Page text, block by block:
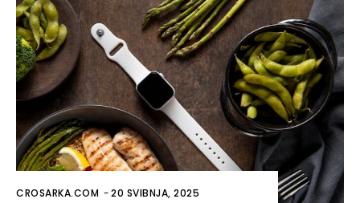
CROSARKA.COM -20 SVIBNJA, 2025